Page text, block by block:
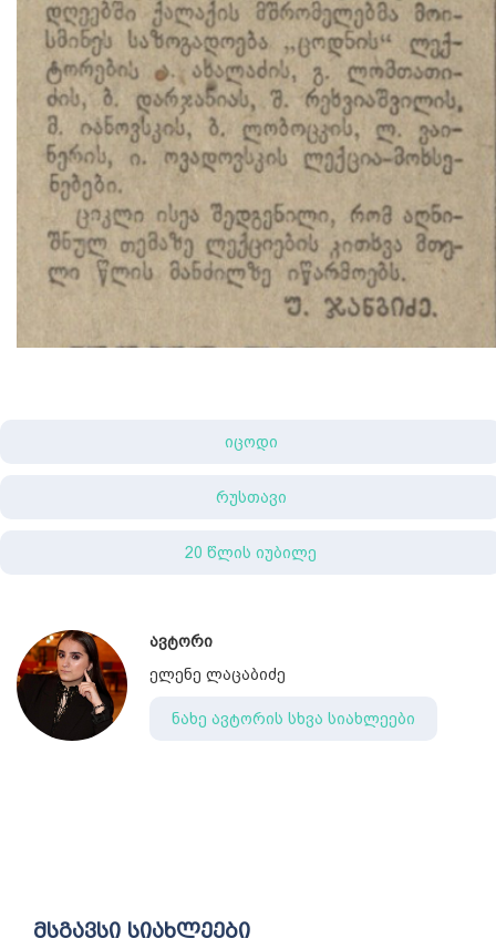
იცოდი
რუსთავი
20 წლის იუბილე
ავტორი
ელენე ლაცაბიძე
ნახე ავტორის სხვა სიახლეები
მსგავსი სიახლეები